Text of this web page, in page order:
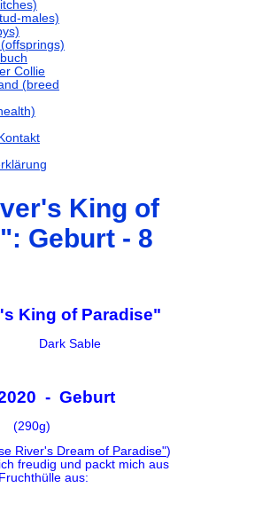
males)
Collie
(breed
King of
Geburt - 8
King of Paradise"
Dark Sable
- Geburt
(290g)
River's Dream of Paradise")
freudig und packt mich aus
aus: